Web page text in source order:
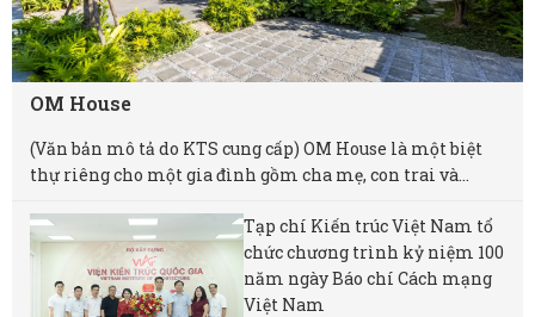
OM House
(Văn bản mô tả do KTS cung cấp) OM House là một biệt
thự riêng cho một gia đình gồm cha mẹ, con trai và...
Tạp chí Kiến trúc Việt Nam tổ
chức chương trình kỷ niệm 100
năm ngày Báo chí Cách mạng
Việt Nam